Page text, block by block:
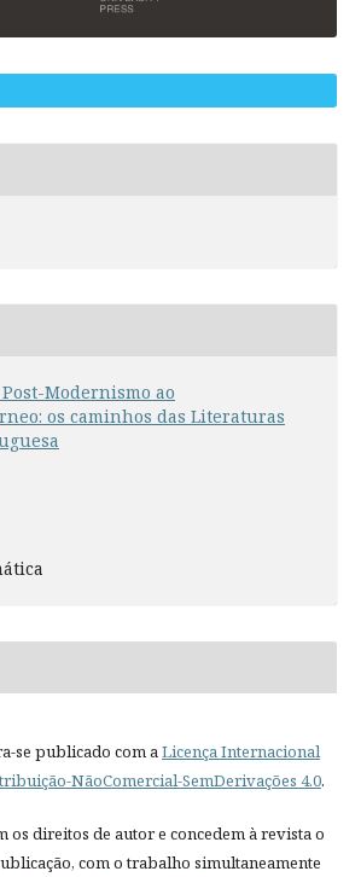
Post-Modernismo ao
os caminhos das Literaturas
se publicado com aLicença Internacional
NãoComercial-SemDerivações 4.0.
os direitos de autor e concedem à revista o
com o trabalho simultaneamente